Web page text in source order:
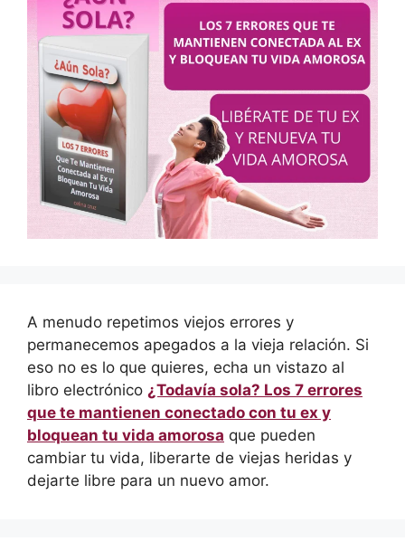
A menudo repetimos viejos errores y
permanecemos apegados a la vieja relación. Si
eso no es lo que quieres, echa un vistazo al
libro electrónico ¿Todavía sola? Los 7 errores
que te mantienen conectado con tu ex y
bloquean tu vida amorosa que pueden
cambiar tu vida, liberarte de viejas heridas y
dejarte libre para un nuevo amor.